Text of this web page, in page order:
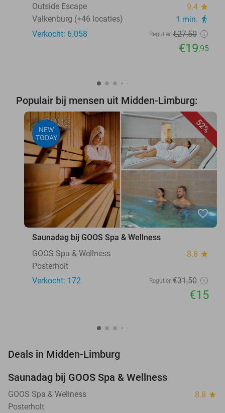
Outside Escape 9.4 star
Valkenburg (+46 locaties) 1 min. directions_walk
Verkocht: 6.058 Regulier €27,50
€19,95
Populair bij mensen uit Midden-Limburg:
52%
NEW
TODAY
favorite_border
Saunadag bij GOOS Spa & Wellness
GOOS Spa & Wellness
8.8 star
Posterholt
Verkocht: 172
Regulier €31,50
€15
Deals in Midden-Limburg
TODAY
Saunadag bij GOOS Spa & Wellness
GOOS Spa & Wellness 8.8 star
Posterholt